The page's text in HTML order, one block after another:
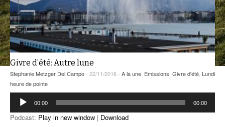
ZIRCONIUM
ANCIENNES ÉMISSIONS
Givre d’été: Autre lune
Stephanie Metzger Del Campo- 22/11/2016 - A la une Emissions Givre d'été Lundi
heure de pointe
Lecteur
audio
00:00 00:00
Podcast: Play in new window | Download